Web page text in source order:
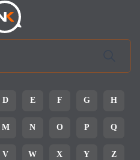
D E F G H
M N O P Q
V W X Y Z